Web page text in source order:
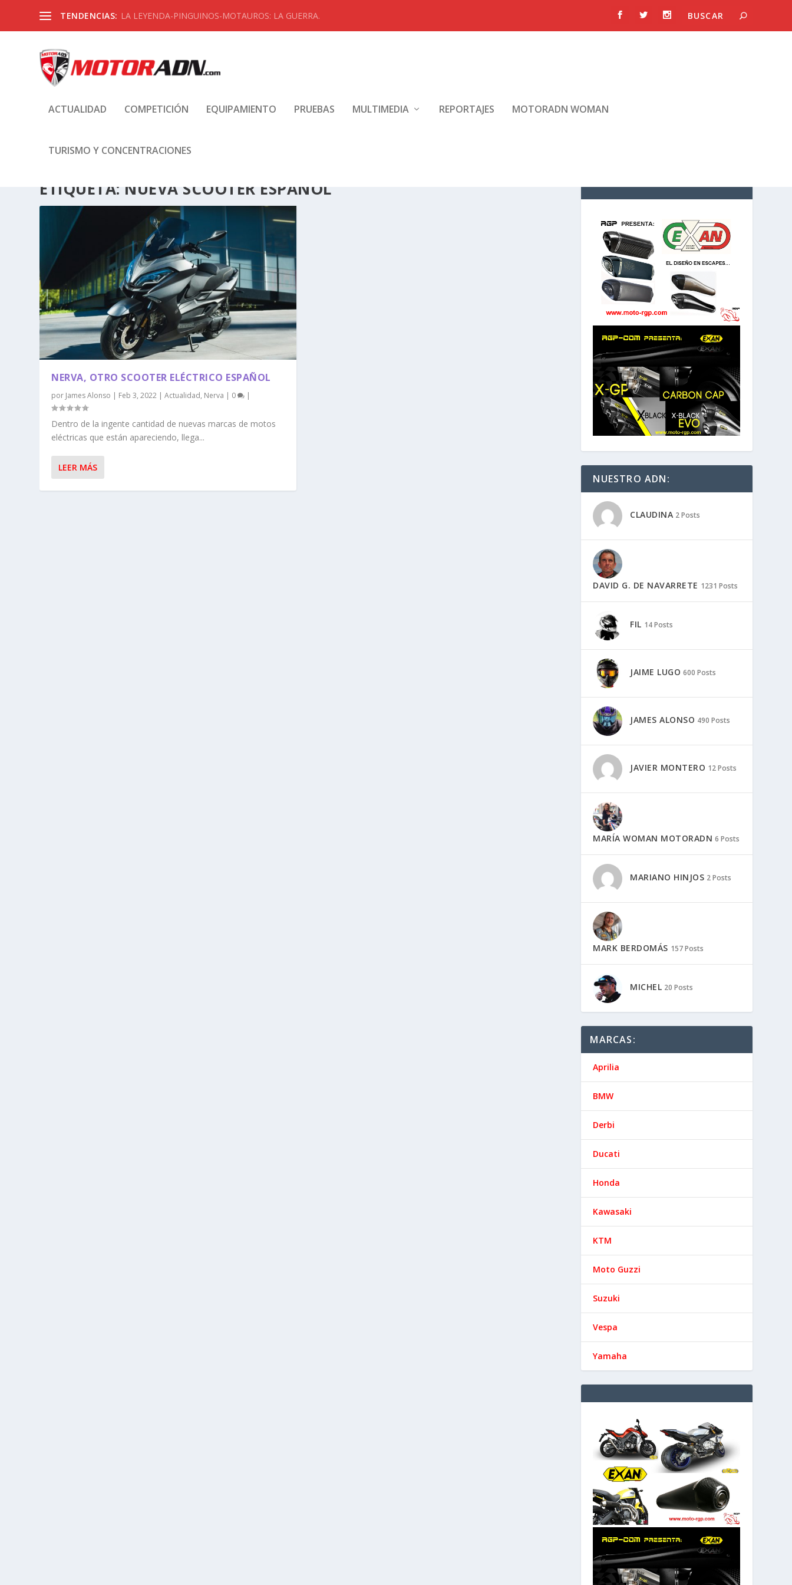
TENDENCIAS: LA LEYENDA-PINGUINOS-MOTAUROS: LA GUERRA.
ACTUALIDAD COMPETICIÓN EQUIPAMIENTO PRUEBAS MULTIMEDIA REPORTAJES MOTORADN WOMAN
TURISMO Y CONCENTRACIONES
ETIQUETA: NUEVA SCOOTER ESPAÑOL
NERVA, OTRO SCOOTER ELÉCTRICO ESPAÑOL
por James Alonso | Feb 3, 2022 |Actualidad, Nerva | 0 |
Dentro de la ingente cantidad de nuevas marcas de motos
eléctricas que están apareciendo, llega...
LEER MÁS
NUESTRO ADN:
CLAUDINA 2 Posts
DAVID G. DE NAVARRETE 1231 Posts
FIL 14 Posts
JAIME LUGO 600 Posts
JAMES ALONSO 490 Posts
JAVIER MONTERO 12 Posts
MARÍA WOMAN MOTORADN 6 Posts
MARIANO HINJOS 2 Posts
MARK BERDOMÁS 157 Posts
MICHEL 20 Posts
MARCAS:
Aprilia
BMW
Derbi
Ducati
Honda
Kawasaki
KTM
Moto Guzzi
Suzuki
Vespa
Yamaha